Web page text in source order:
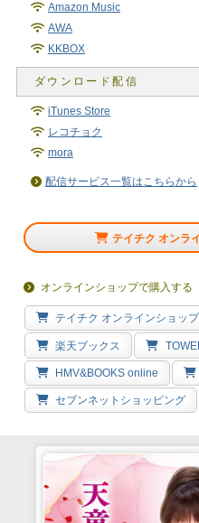
Amazon Music
AWA
KKBOX
iTunes Store
レコチョク
mora
配信サービス一覧はこちらから
テイチク オンラ
オンラインショップで購入する
テイチク オンラインショップ
楽天ブックス
HMV&BOOKS online
セブンネットショッピング